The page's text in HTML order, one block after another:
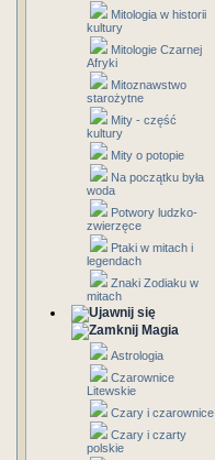
Mitologia w historii
kultury
Mitologie Czarnej
Afryki
Mitoznawstwo
starożytne
Mity - część
kultury
Mity o potopie
Na początku była
woda
Potwory ludzko-
zwierzęce
Ptaki w mitach i
legendach
Znaki Zodiaku w
mitach
Magia
Astrologia
Czarownice
Litewskie
Czary i czarownice
Czary i czarty
polskie